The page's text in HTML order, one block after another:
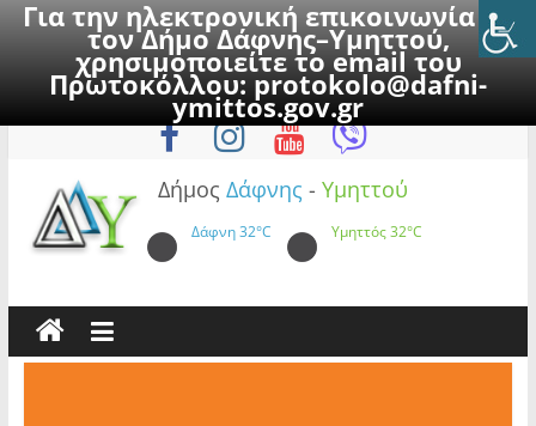
Για την ηλεκτρονική επικοινωνία με
τον Δήμο Δάφνης–Υμηττού,
χρησιμοποιείτε το email του
Πρωτοκόλλου:protokolo@dafni-
ymittos.gov.gr
to
Σάββατο, 8 Αυγούστου 2026
Δήμος Δάφνης - Υμηττού
Δάφνη32°C Υμηττός32°C